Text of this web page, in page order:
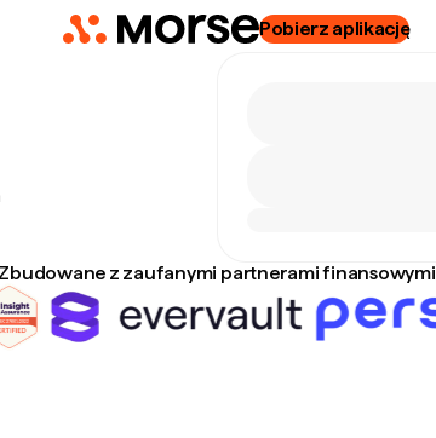
Pobierz aplikację
Zbudowane z zaufanymi partnerami finansowymi